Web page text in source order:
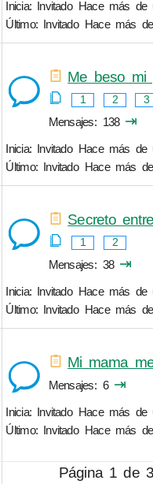
Inicia: Invitado Hace más de
Último: Invitado Hace más
Me beso
1 2 3
Mensajes 138 ⇥
Inicia: Invitado Hace más de
Último: Invitado Hace más
Secreto
1 2
Mensajes 38 ⇥
Inicia: Invitado Hace más de
Último: Invitado Hace más
Mi mama
Mensajes 6 ⇥
Inicia: Invitado Hace más de
Último: Invitado Hace más
Página 1 de